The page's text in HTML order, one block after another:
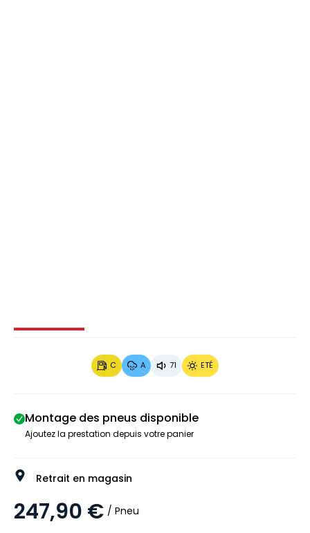
Image 1 sur 4
C A 71 ETÉ
Montage des pneus disponible
Ajoutez la prestation depuis votre panier
Retrait en magasin
247,90 € / Pneu